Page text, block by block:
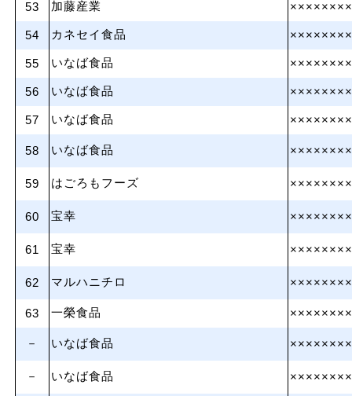
53 加藤産業
54 カネセイ食品
55 いなば食品
56 いなば食品
57 いなば食品
58 いなば食品
59 はごろもフーズ
60 宝幸
61 宝幸
62 マルハニチロ
63 一榮食品
－ いなば食品
－ いなば食品